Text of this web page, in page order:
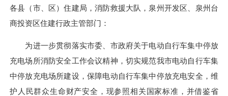
各县（市、区）住建局，消防救援大队，泉州开发区、泉州台
商投资区住建行政主管部门：
为进一步贯彻落实市委、市政府关于电动自行车集中停放
充电场所消防安全工作会议精神，切实规范我市电动自行车集
中停放充电场所建设，保障电动自行车集中停放充电安全，维
护人民群众生命财产安全，现参照相关国家标准，并借鉴省